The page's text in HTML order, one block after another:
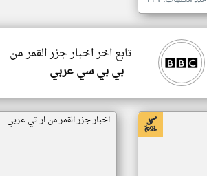
تابع اخر اخبار جزر القمر من
بي بي سي عربي
اخبار جزر القمر من ار تي عربي